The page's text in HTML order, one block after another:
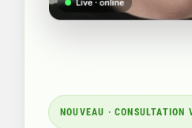
NOUVEAU · CONSULTATION